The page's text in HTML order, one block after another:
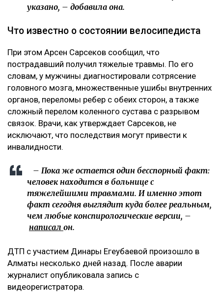
указано, – добавила она.
Что известно о состоянии велосипедиста
При этом Арсен Сарсеков сообщил, что
пострадавший получил тяжелые травмы. По его
словам, у мужчины диагностировали сотрясение
головного мозга, множественные ушибы внутренних
органов, переломы ребер с обеих сторон, а также
сложный перелом коленного сустава с разрывом
связок. Врачи, как утверждает Сарсеков, не
исключают, что последствия могут привести к
инвалидности.
– Пока же остается один бесспорный факт:
человек находится в больнице с
тяжелейшими травмами. И именно этот
факт сегодня выглядит куда более реальным,
чем любые конспирологические версии, –
написал он.
ДТП с участием Динары Егеубаевой произошло в
Алматы несколько дней назад. После аварии
журналист опубликовала запись с
видеорегистратора.